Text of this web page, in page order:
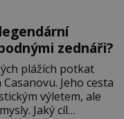
zednáři?
plážích potkat
Jeho cesta
výletem, ale
Jaký cíl